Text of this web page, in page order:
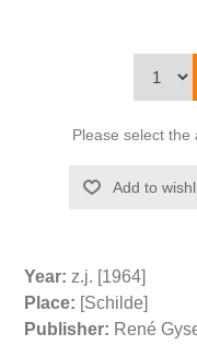
Please select the
Year: z.j. [1964]
Place: [Schilde]
Publisher: René